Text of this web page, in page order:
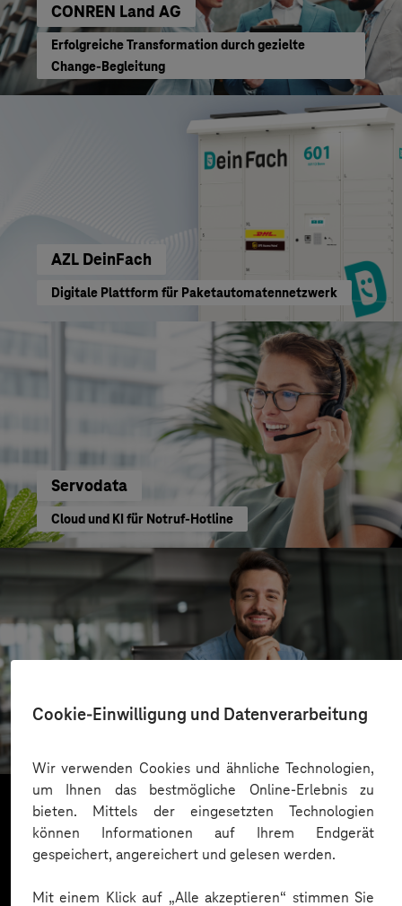
Cookie-Einwilligung und Datenverarbeitung
Wir verwenden Cookies und ähnliche Technologien,
um Ihnen das bestmögliche Online-Erlebnis zu
bieten. Mittels der eingesetzten Technologien
können Informationen auf Ihrem Endgerät
gespeichert, angereichert und gelesen werden.
Mit einem Klick auf „Alle akzeptieren“ stimmen Sie
CONREN Land AG
Erfolgreiche Transformation durch gezielte
Change-Begleitung
AZL DeinFach
Digitale Plattform für Paketautomatennetzwerk
Servodata
Cloud und KI für Notruf-Hotline
SachsenEnergie
Mehr laden